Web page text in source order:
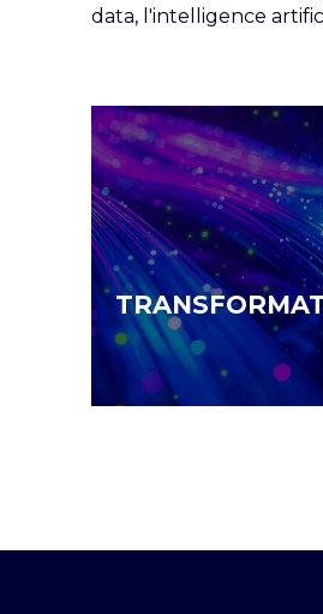
data, l'intelligence